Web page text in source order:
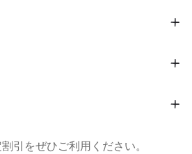
引をぜひご利用ください。